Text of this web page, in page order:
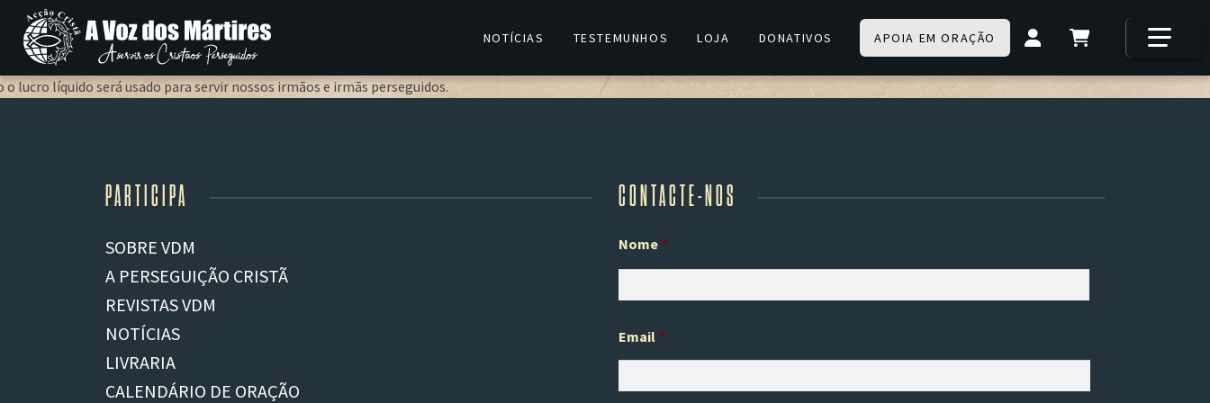
NOTÍCIAS TESTEMUNHOS LOJA DONATIVOS APOIA EM ORAÇÃO
Prendas para inspirar
o lucro líquido será usado para servir nossos irmãos e irmãs perseguidos.
PARTICIPA
SOBRE VDM
A PERSEGUIÇÃO CRISTÃ
REVISTAS VDM
NOTÍCIAS
LIVRARIA
CALENDÁRIO DE ORAÇÃO
CONTACTE-NOS
Nome *
Email *